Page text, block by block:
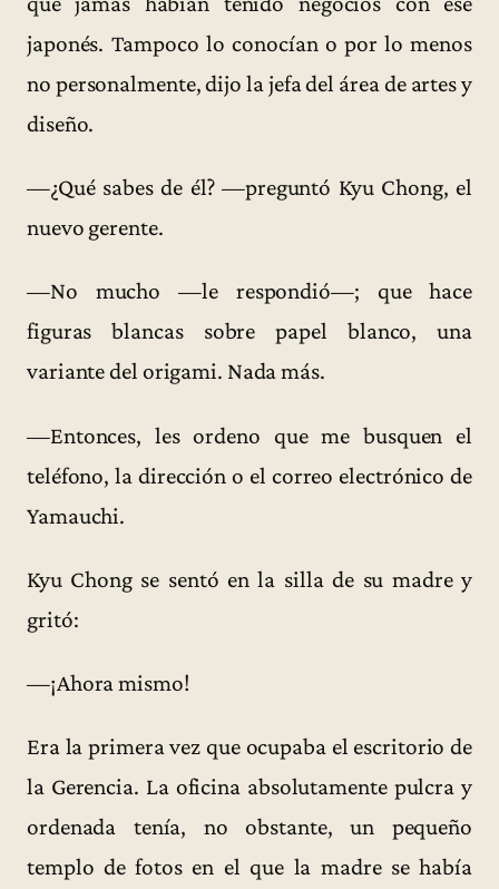
japonés. Tampoco lo conocían o por lo menos
no personalmente, dijo la jefa del área de artes y
diseño.
—¿Qué sabes de él? —preguntó Kyu Chong, el
nuevo gerente.
—No mucho —le respondió—; que hace
figuras blancas sobre papel blanco, una
variante del origami. Nada más.
—Entonces, les ordeno que me busquen el
teléfono, la dirección o el correo electrónico de
Yamauchi.
Kyu Chong se sentó en la silla de su madre y
gritó:
—¡Ahora mismo!
Era la primera vez que ocupaba el escritorio de
la Gerencia. La oficina absolutamente pulcra y
ordenada tenía, no obstante, un pequeño
templo de fotos en el que la madre se había